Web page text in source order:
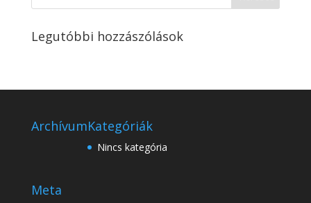
Legutóbbi hozzászólások
ArchívumKategóriák
Nincs kategória
Meta